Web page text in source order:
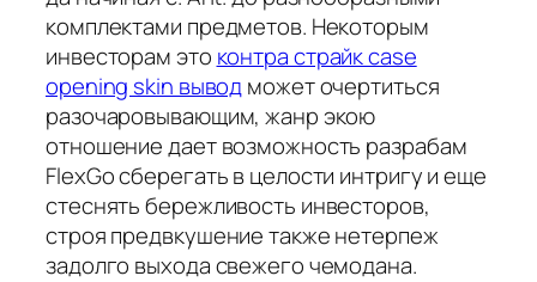
комплектами предметов. Некоторым
инвесторам это контра страйк case
opening skin выводможет очертиться
разочаровывающим, жанр экою
отношение дает возможность разрабам
FlexGo сберегать в целости интригу и еще
стеснять бережливость инвесторов,
строя предвкушение также нетерпеж
задолго выхода свежего чемодана.